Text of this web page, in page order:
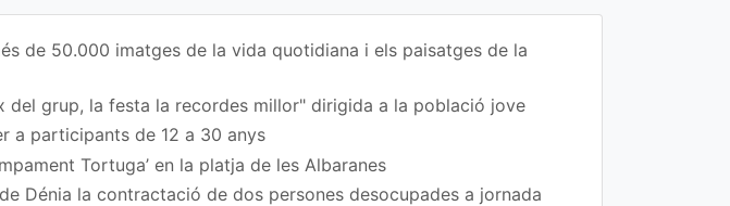
de 50.000 imatges de la vida quotidiana i els paisatges de la
del grup, la festa la recordes millor" dirigida a la població jove
a participants de 12 a 30 anys
Tortuga’ en la platja de les Albaranes
Dénia la contractació de dos persones desocupades a jornada